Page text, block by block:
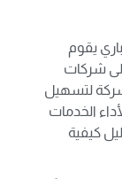
يقوم
شركات
لتسهيل
الخدمات
كيفية